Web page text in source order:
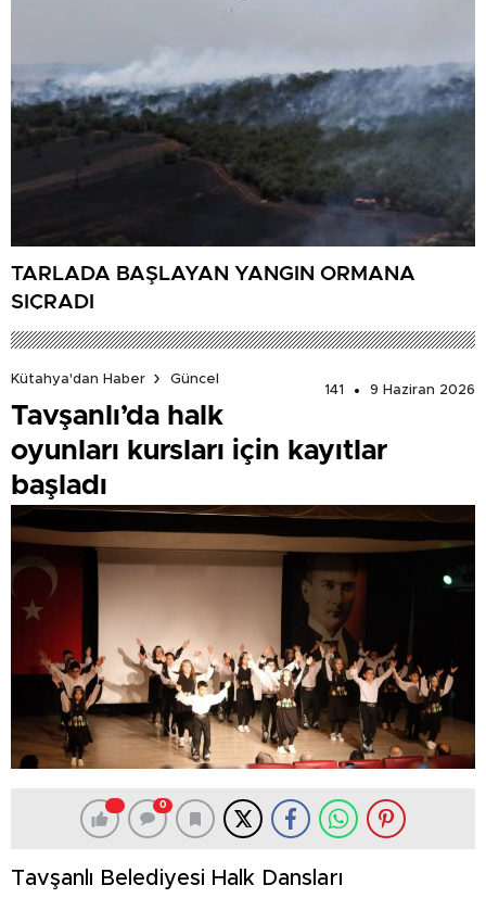
TARLADA BAŞLAYAN YANGIN ORMANA
SIÇRADI
Kütahya'dan Haber
Güncel
141
9 Haziran 2026
Tavşanlı’da halk
oyunları kursları için kayıtlar
başladı
0
Tavşanlı Belediyesi Halk Dansları